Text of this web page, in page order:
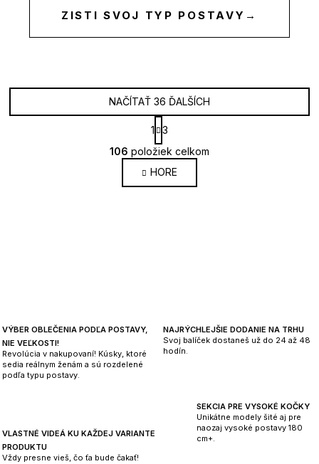
ZISTI SVOJ TYP POSTAVY →
O
v
l
á
k
y
NAČÍTAŤ 36 ĎALŠÍCH
S
t
r
á
n
k
1
3
106 položiek celkom
HORE
VÝBER OBLEČENIA PODĽA POSTAVY,
NIE VEĽKOSTI!
Revolúcia v nakupovaní! Kúsky, ktoré
sedia reálnym ženám a sú rozdelené
podľa typu postavy.
NAJRÝCHLEJŠIE DODANIE NA TRHU
Svoj balíček dostaneš už do 24 až 48
hodín.
VLASTNÉ VIDEÁ KU KAŽDEJ VARIANTE
PRODUKTU
Vždy presne vieš, čo ťa bude čakať!
SEKCIA PRE VYSOKÉ KOČKY
Unikátne modely šité aj pre
naozaj vysoké postavy 180
cm+.